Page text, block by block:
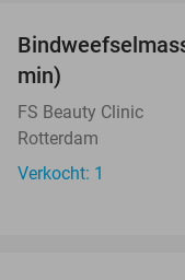
TODAY
min)
FS Beauty Clinic
Rotterdam
Verkocht: 1